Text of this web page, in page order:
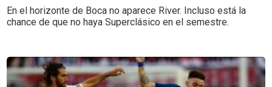
En el horizonte de Boca no aparece River. Incluso está la
chance de que no haya Superclásico en el semestre.